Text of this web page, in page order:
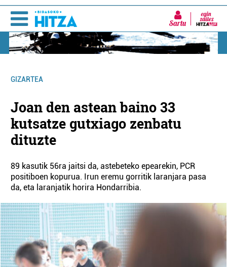
Sartu
GIZARTEA
Joan den astean baino 33
kutsatze gutxiago zenbatu
dituzte
89 kasutik 56ra jaitsi da, astebeteko epearekin, PCR
positiboen kopurua. Irun eremu gorritik laranjara pasa
da, eta laranjatik horira Hondarribia.